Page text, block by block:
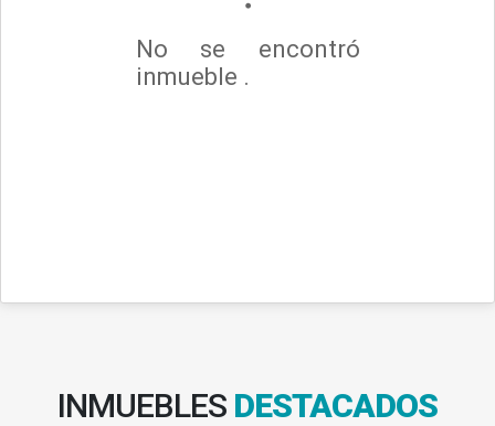
No se encontró
inmueble .
INMUEBLES DESTACADOS